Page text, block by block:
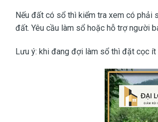
Nếu đất có sổ thì kiểm tra xem có phải
đất. Yêu cầu làm sổ hoặc hỗ trợ người
Lưu ý: khi đang đợi làm sổ thì đặt cọc ít